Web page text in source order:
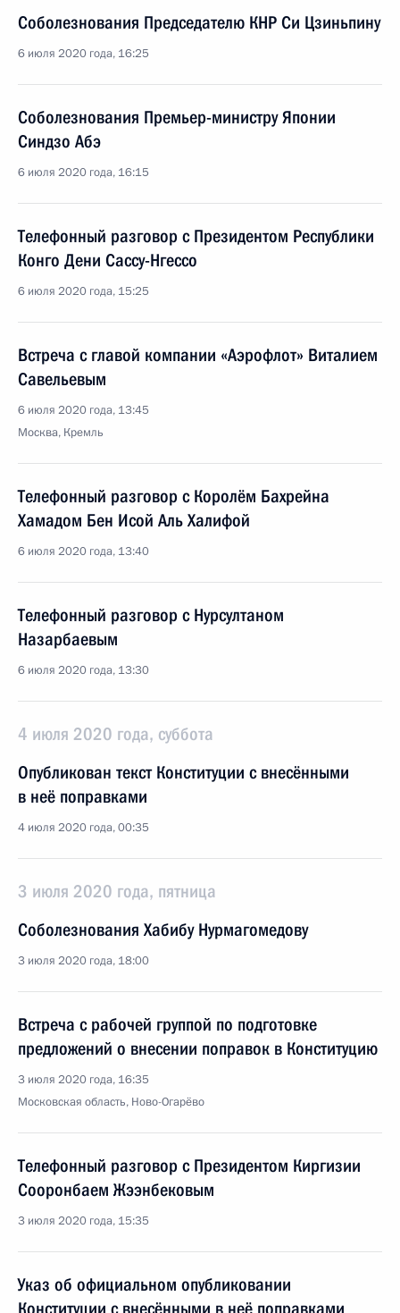
Соболезнования Председателю КНР Си Цзиньпину
6 июля 2020 года, 16:25
Соболезнования Премьер-министру Японии
Синдзо Абэ
6 июля 2020 года, 16:15
Телефонный разговор с Президентом Республики
Конго Дени Сассу-Нгессо
6 июля 2020 года, 15:25
Встреча с главой компании «Аэрофлот» Виталием
Савельевым
6 июля 2020 года, 13:45
Москва, Кремль
Телефонный разговор с Королём Бахрейна
Хамадом Бен Исой Аль Халифой
6 июля 2020 года, 13:40
Телефонный разговор с Нурсултаном
Назарбаевым
6 июля 2020 года, 13:30
4 июля 2020 года, суббота
Опубликован текст Конституции с внесёнными
в неё поправками
4 июля 2020 года, 00:35
3 июля 2020 года, пятница
Соболезнования Хабибу Нурмагомедову
3 июля 2020 года, 18:00
Встреча с рабочей группой по подготовке
предложений о внесении поправок в Конституцию
3 июля 2020 года, 16:35
Московская область, Ново-Огарёво
Телефонный разговор с Президентом Киргизии
Сооронбаем Жээнбековым
3 июля 2020 года, 15:35
Указ об официальном опубликовании
Конституции с внесёнными в неё поправками